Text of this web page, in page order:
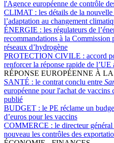
l'Agence européenne de contrôle
CLIMAT : les détails de la
l’adaptation au changement
ÉNERGIE : les régulateurs de
recommandations à la Commission
réseaux d’hydrogène
PROTECTION CIVILE : accord
renforcer la réponse rapide de
RÉPONSE EUROPÉENNE À
SANTÉ : le contrat conclu entre
européenne pour l'achat de
publié
BUDGET : le PE réclame un
d’euros pour les vaccins
COMMERCE : le directeur
nouveau les contrôles des